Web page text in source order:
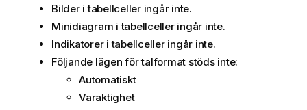
Bilder i tabellceller ingår inte.
Minidiagram i tabellceller ingår inte.
Indikatorer i tabellceller ingår inte.
Följande lägen för talformat stöds inte:
Automatiskt
Varaktighet